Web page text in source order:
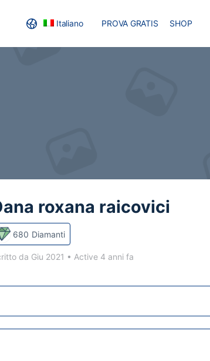
Italiano PROVA GRATIS SHOP
roxana raicovici
680 Diamanti
da Giu 2021 • Active 4 anni fa